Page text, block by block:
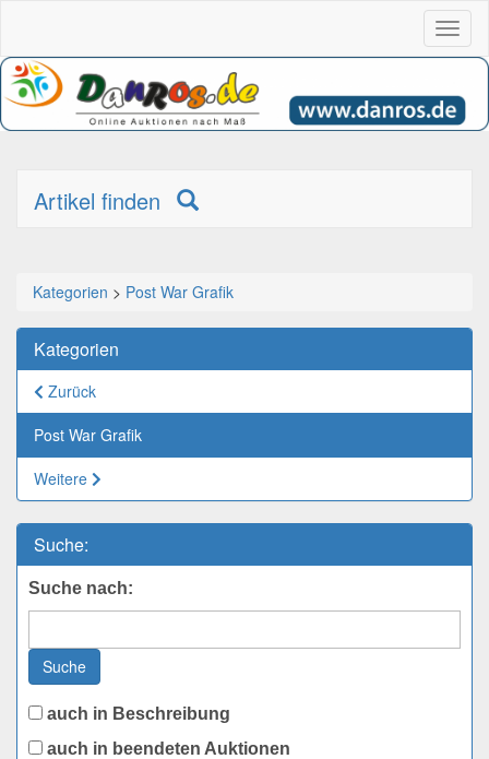
Artikel finden
Kategorien > Post War Grafik
Kategorien
Zurück
Post War Grafik
Weitere
Suche:
Suche nach:
Suche
auch in Beschreibung
auch in beendeten Auktionen